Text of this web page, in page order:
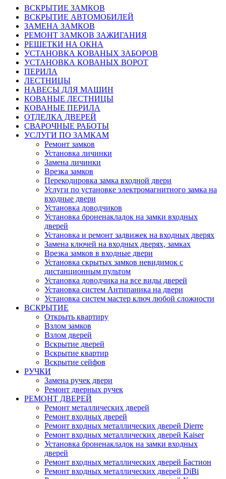
ВСКРЫТИЕ ЗАМКОВ
ВСКРЫТИЕ АВТОМОБИЛЕЙ
ЗАМЕНА ЗАМКОВ
РЕМОНТ ЗАМКОВ ЗАЖИГАНИЯ
РЕШЕТКИ НА ОКНА
УСТАНОВКА КОВАНЫХ ЗАБОРОВ
УСТАНОВКА КОВАНЫХ ВОРОТ
ПЕРИЛА
ЛЕСТНИЦЫ
НАВЕСЫ ДЛЯ МАШИН
КОВАНЫЕ ЛЕСТНИЦЫ
КОВАНЫЕ ПЕРИЛА
ОТДЕЛКА ДВЕРЕЙ
СВАРОЧНЫЕ РАБОТЫ
УСЛУГИ ПО ЗАМКАМ
Ремонт замков
Установка личинки
Замена личинки
Врезка замков
Перекодировка замка входной двери
Услуги по установке электромагнитного замка на
входные двери
Установка доводчиков
Установка броненакладок на замки входных
дверей
Установка и ремонт задвижек на входных дверях
Замена ключей на входных дверях, замках
Врезка замков в входные двери
Установка скрытых замков невидимок с
дистанционным пультом
Установка доводчика на все виды дверей
Установка систем Антипаника на двери
Установка систем мастер ключ любой сложности
ВСКРЫТИЕ
Открыть квартиру
Взлом замков
Взлом дверей
Вскрытие дверей
Вскрытие квартир
Вскрытие сейфов
РУЧКИ
Замена ручек двери
Ремонт дверных ручек
РЕМОНТ ДВЕРЕЙ
Ремонт металлических дверей
Ремонт входных дверей
Ремонт входных металлических дверей Dierre
Ремонт входных металлических дверей Kaiser
Установка броненакладок на замки входных
дверей
Ремонт входных металлических дверей Бастион
Ремонт входных металлических дверей DiBi